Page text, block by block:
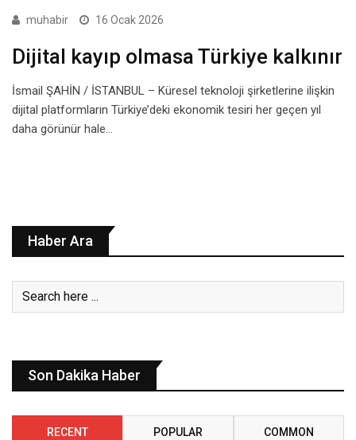
muhabir 16 Ocak 2026
Dijital kayıp olmasa Türkiye kalkınır
İsmail ŞAHİN / İSTANBUL – Küresel teknoloji şirketlerine ilişkin
dijital platformların Türkiye’deki ekonomik tesiri her geçen yıl
daha görünür hale…
Haber Ara
Son Dakika Haber
RECENT POPULAR COMMON